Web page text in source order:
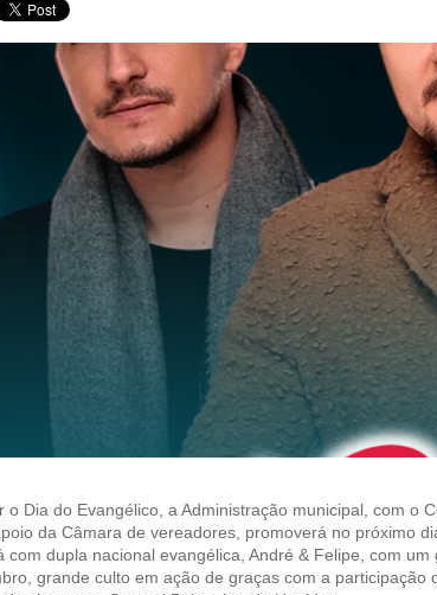
o Dia do Evangélico, a Administração municipal, com o
da Câmara de vereadores, promoverá no próximo
com dupla nacional evangélica, André & Felipe, com
grande culto em ação de graças com a